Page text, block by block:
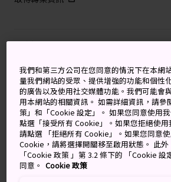
關鍵字 地圖
深入瞭解啤酒知識，
人的佳釀，享用豐盛
從 1877 年起，札幌
的釀酒廠就源源
啤酒。一百年後的 1987 年，札幌啤
年，該博物館經過全面翻新，恢復成
廈。
我們和第三方公司在您同意的情況下在本網
量我們網站的受眾、提供增強的功能和個性
的廣告以及使用社交媒體功能。我們可能會
用本網站的相關資訊。 如需詳細資訊，請參
策」和「Cookie 設定」。 如果您同意使用
點選「接受所有 Cookie」。如果您拒絕使用
請點選 「拒絕所有 Cookie」。如果您同意
Cookie，請將選擇開關移至啟用狀態。 此
「Cookie 政策 」第 3.2 條下的 「Cookie
同意。 Cookie 政策